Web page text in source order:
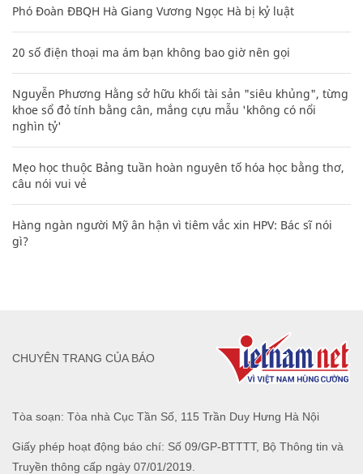
Phó Đoàn ĐBQH Hà Giang Vương Ngọc Hà bị kỷ luật
20 số điện thoại ma ám bạn không bao giờ nên gọi
Nguyễn Phương Hằng sở hữu khối tài sản "siêu khủng", từng
khoe sổ đỏ tính bằng cân, mắng cựu mẫu 'không có nổi
nghìn tỷ'
Mẹo học thuộc Bảng tuần hoàn nguyên tố hóa học bằng thơ,
câu nói vui vẻ
Hàng ngàn người Mỹ ân hận vì tiêm vắc xin HPV: Bác sĩ nói
gì?
Tòa soạn: Tòa nhà Cục Tần Số, 115 Trần Duy Hưng Hà Nội
Giấy phép hoạt động báo chí: Số 09/GP-BTTTT, Bộ Thông tin và
Truyền thông cấp ngày 07/01/2019.
CHUYÊN TRANG CỦA BÁO